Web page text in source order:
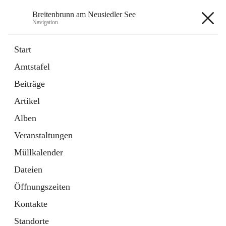
Breitenbrunn am Neusiedler See
Navigation
Start
Amtstafel
Beiträge
Artikel
Alben
Veranstaltungen
Müllkalender
Dateien
Öffnungszeiten
Kontakte
Standorte
18 Schnellzugriffe
Gemeindeservice